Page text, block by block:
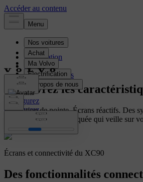
Présentation
Intérieur
Caractéristiques
Équipements
Configurez
Configurez
Découvrez les
Innovation de pointe. Écrans réactifs. Des
Une intelligence embarquée qui veille sur
Écrans et connectivité du XC90
Des fonctionnalités